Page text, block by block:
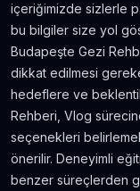
Dil
Mı?
içeriğimizde sizlerle
bu bilgiler size yol
Budapeşte Gezi
dikkat edilmesi
hedeflere ve
Rehberi, Vlog
seçenekleri
önerilir. Deneyimli
benzer süreçlerden